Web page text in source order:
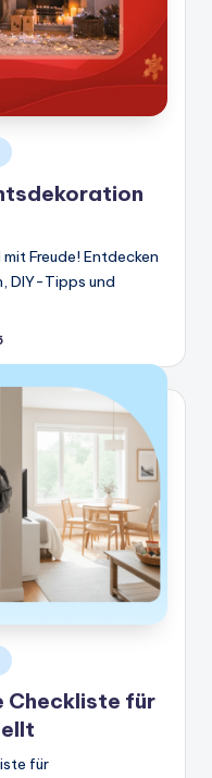
Freude! Entdecken
DIY-Tipps und
Checkliste für
für